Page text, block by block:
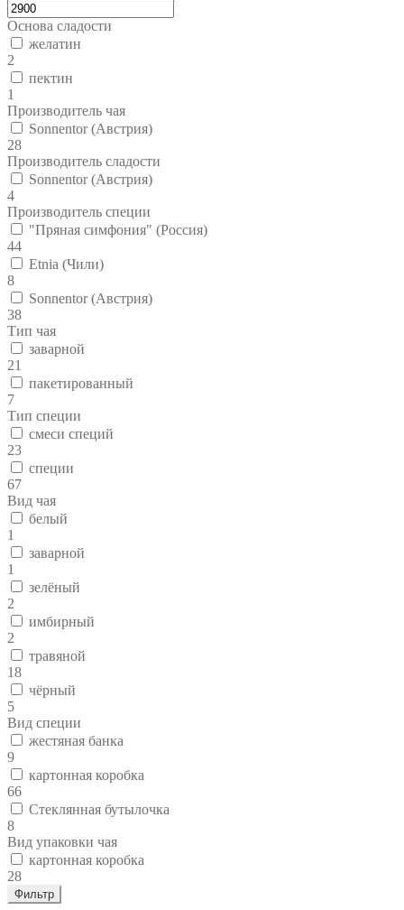
Основа сладости
желатин
2
пектин
1
Производитель чая
Sonnentor (Австрия)
28
Производитель сладости
Sonnentor (Австрия)
4
Производитель специи
"Пряная симфония" (Россия)
44
Etnia (Чили)
8
Sonnentor (Австрия)
38
Тип чая
заварной
21
пакетированный
7
Тип специи
смеси специй
23
специи
67
Вид чая
белый
1
заварной
1
зелёный
2
имбирный
2
травяной
18
чёрный
5
Вид специи
жестяная банка
9
картонная коробка
66
Стеклянная бутылочка
8
Вид упаковки чая
картонная коробка
28
Фильтр